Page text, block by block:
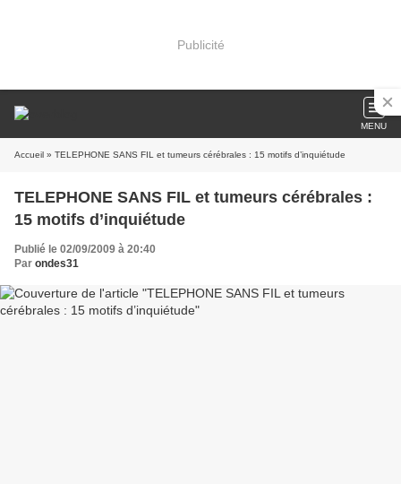
Publicité
MENU
Accueil » TELEPHONE SANS FIL et tumeurs cérébrales : 15 motifs d’inquiétude
TELEPHONE SANS FIL et tumeurs cérébrales :
15 motifs d’inquiétude
Publié le 02/09/2009 à 20:40
Par ondes31